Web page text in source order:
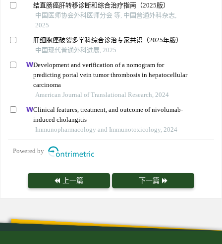
结直肠癌肝转移诊断和综合治疗指南（2025版）
中国医师协会外科医师分会 等, 中国普通外科杂志,
2025
肝细胞癌破裂多学科综合诊治专家共识（2025年版）
中国现代普通外科进展, 2025
Development and verification of a nomogram for
predicting portal vein tumor thrombosis in hepatocellular
carcinoma
American Journal of Translational Research, 2024
Clinical features, treatment, and outcome of nivolumab-
induced cholangitis
Immunopharmacology and Immunotoxicology, 2024
Powered by
上一篇 下一篇